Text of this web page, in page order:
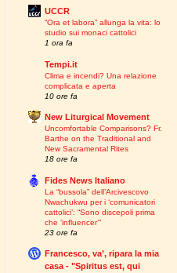
UCCR
“Ora et labora” allunga la vita: lo
studio sui monaci cattolici
1 ora fa
Tempi.it
Clima e incendi? Una relazione
complicata e aperta
10 ore fa
New Liturgical Movement
Uncomfortable Comparisons? Fr.
Barthe on the Traditional and
New Sacramental Rites
18 ore fa
Fides News Italiano
La “bussola” dell’Arcivescovo
Nwachukwu per i ‘comunicatori
cattolici’: “Sono discepoli prima
che ‘influencer’”
23 ore fa
Francesco, va’, ripara la mia
casa - "Spiritus est, qui